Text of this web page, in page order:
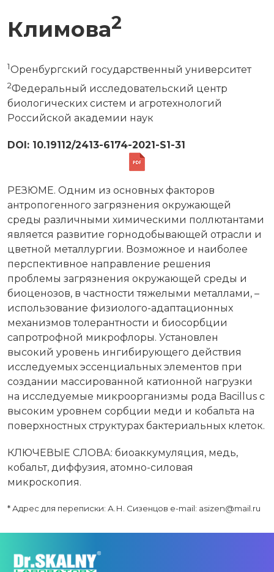
Климова2
1Оренбургский государственный университет
2Федеральный исследовательский центр
биологических систем и агротехнологий
Российской академии наук
DOI: 10.19112/2413-6174-2021-S1-31
РЕЗЮМЕ. Одним из основных факторов
антропогенного загрязнения окружающей
среды различными химическими поллютантами
является развитие горнодобывающей отрасли и
цветной металлургии. Возможное и наиболее
перспективное направление решения
проблемы загрязнения окружающей среды и
биоценозов, в частности тяжелыми металлами, –
использование физиолого-адаптационных
механизмов толерантности и биосорбции
сапротрофной микрофлоры. Установлен
высокий уровень ингибирующего действия
исследуемых эссенциальных элементов при
создании массированной катионной нагрузки
на исследуемые микроорганизмы рода Bacillus с
высоким уровнем сорбции меди и кобальта на
поверхностных структурах бактериальных клеток.
КЛЮЧЕВЫЕ СЛОВА: биоаккумуляция, медь,
кобальт, диффузия, атомно-силовая
микроскопия.
* Адрес для переписки: А.Н. Сизенцов e-mail: asizen@mail.ru